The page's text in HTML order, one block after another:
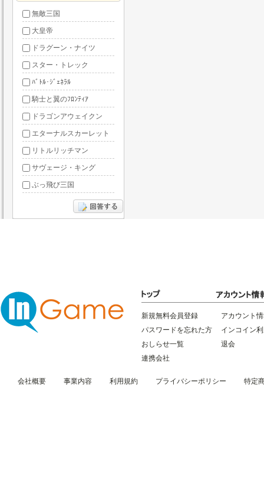
無敵三国
大皇帝
ドラグーン・ナイツ
スター・トレック
ﾊﾞﾄﾙ･ｼﾞｪﾈﾗﾙ
騎士と翼のﾌﾛﾝﾃｨｱ
ドラゴンアウェイクン
エターナルスカーレット
リトルリッチマン
サヴェージ・キング
ぶっ飛び三国
あやかしっくレコード
新規無料会員登録
パスワードを忘れた方
おしらせ一覧
連携会社
アカウント
インコイン
退会
会社概要 事業内容 利用規約 プライバシーポリシー 特定